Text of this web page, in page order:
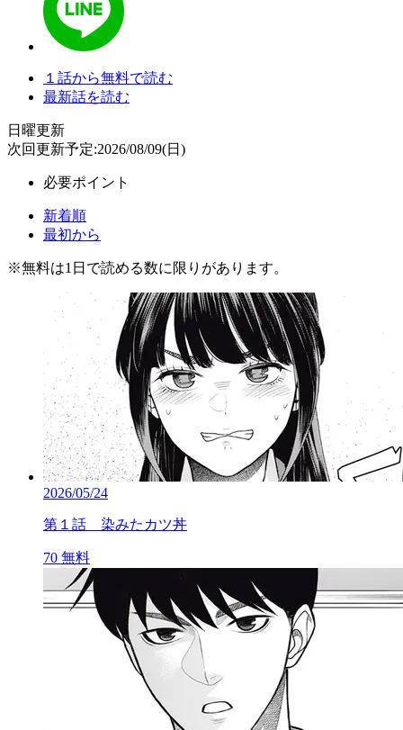
１話から無料で読む
最新話を読む
日曜更新
次回更新予定:2026/08/09(日)
必要ポイント
新着順
最初から
※無料は1日で読める数に限りがあります。
2026/05/24
第１話 染みたカツ丼
70 無料